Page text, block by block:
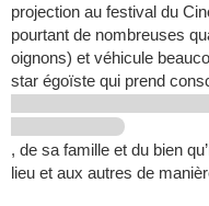
projection au festival du
pourtant de nombreuses
oignons) et véhicule
star égoïste qui prend
, de sa famille et du bien
lieu et aux autres de